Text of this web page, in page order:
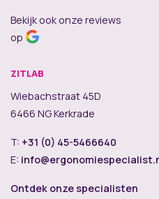
Bekijk ook onze reviews
op
ZITLAB
Wiebachstraat 45D
6466 NG Kerkrade
T: +31 (0) 45-5466640
E:
Ontdek onze specialisten